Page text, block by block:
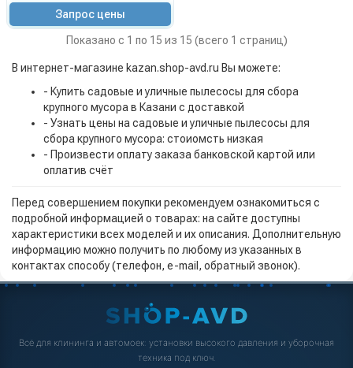
Запрос цены
Показано с 1 по 15 из 15 (всего 1 страниц)
В интернет-магазине kazan.shop-avd.ru Вы можете:
- Купить садовые и уличные пылесосы для сбора
крупного мусора в Казани с доставкой
- Узнать цены на садовые и уличные пылесосы для
сбора крупного мусора: стоиомсть низкая
- Произвести оплату заказа банковской картой или
оплатив счёт
Перед совершением покупки рекомендуем ознакомиться с
подробной информацией о товарах: на сайте доступны
характеристики всех моделей и их описания. Дополнительную
информацию можно получить по любому из указанных в
контактах способу (телефон, e-mail, обратный звонок).
Всё для клининга и автомоек: установки высокого давления и уборочная
техника под ключ.